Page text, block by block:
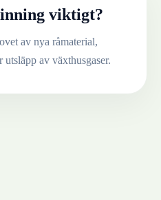
viktigt?
av nya råmaterial,
utsläpp av växthusgaser.